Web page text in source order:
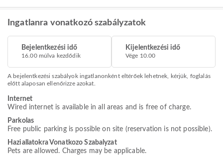
Ingatlanra vonatkozó szabályzatok
Bejelentkezési idő
16.00 múlva kezdődik
Kijelentkezési idő
Vége 10.00
A bejelentkezési szabályok ingatlanonként eltérőek lehetnek, kérjük, foglalás
előtt alaposan ellenőrizze azokat.
Internet
Wired internet is available in all areas and is free of charge.
Parkolas
Free public parking is possible on site (reservation is not possible).
Haziallatokra Vonatkozo Szabalyzat
Pets are allowed. Charges may be applicable.